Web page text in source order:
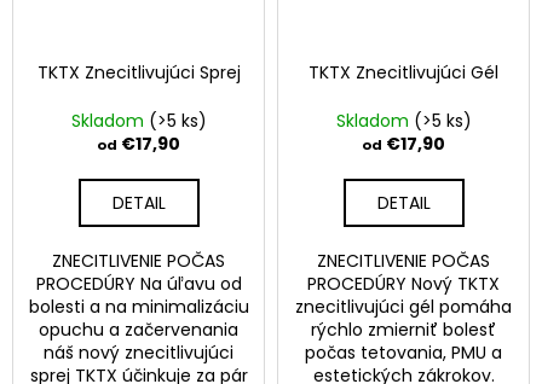
TKTX Znecitlivujúci Sprej
Skladom (>5 ks)
od €17,90
DETAIL
ZNECITLIVENIE POČAS
PROCEDÚRY Na úľavu od
bolesti a na minimalizáciu
opuchu a začervenania
náš nový znecitlivujúci
sprej TKTX účinkuje za pár
TKTX Znecitlivujúci Gél
Skladom (>5 ks)
od €17,90
DETAIL
ZNECITLIVENIE POČAS
PROCEDÚRY Nový TKTX
znecitlivujúci gél pomáha
rýchlo zmierniť bolesť
počas tetovania, PMU a
estetických zákrokov.